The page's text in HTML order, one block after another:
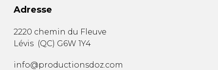
Adresse
2220 chemin du Fleuve
Lévis (QC) G6W 1Y4
info@productionsdoz.com